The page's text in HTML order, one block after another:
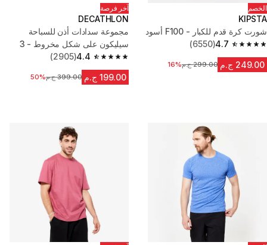
الخصم
KIPSTA
شورت كرة قدم للكبار - F100 أسود
4.7
4.7 out of 5 stars from 6550 reviews
(6550)
249.00 ج.م السعر قبل التخفيض
299.00 ج.م 16%
آخر فرصة
DECATHLON
مجموعة سدادات أذن للسباحة
سيليكون على شكل مخروط - 3
مقاسات
4.4
4.4 out of 5 stars from 2905 reviews
(2905)
199.00 ج.م السعر قبل التخفيض
399.00 ج.م 50%